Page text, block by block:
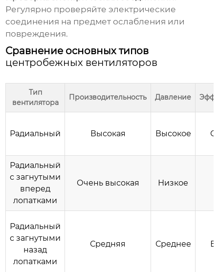
Регулярно проверяйте электрические
соединения на предмет ослабления или
повреждения.
Сравнение основных типов
центробежных вентиляторов
Тип
вентилятора
Производительность Давление
Радиальный Высокая Высокое
Радиальный
с загнутыми
вперед
лопатками
Очень высокая Низкое
Радиальный
с загнутыми
назад
лопатками
Средняя Среднее